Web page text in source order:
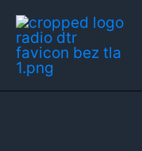
Przejdź
do
treści